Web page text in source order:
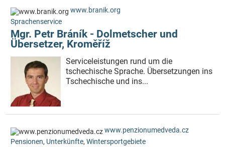
www.branik.org
Sprachenservice
Mgr. Petr Bráník - Dolmetscher und
Übersetzer, Kroměříž
Serviceleistungen rund um die
tschechische Sprache. Übersetzungen ins
Tschechische und ins...
www.penzionumedveda.cz
Pensionen, Unterkünfte, Wintersportgebiete